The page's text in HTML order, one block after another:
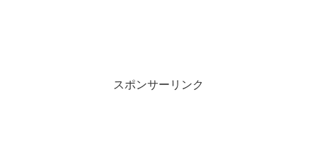
スポンサーリンク